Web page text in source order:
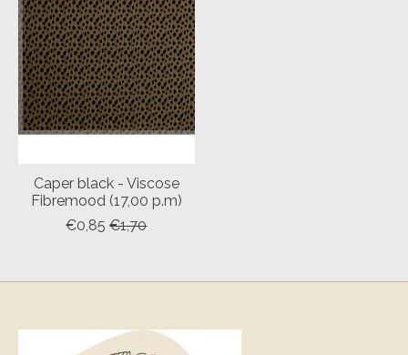
Caper black - Viscose
Fibremood (17,00 p.m)
€0,85 €1,70